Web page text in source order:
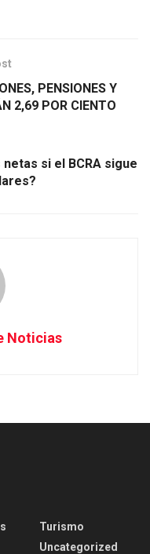
PENSIONES Y
2,69 POR CIENTO
si el BCRA sigue
Noticias
Turismo
Uncategorized